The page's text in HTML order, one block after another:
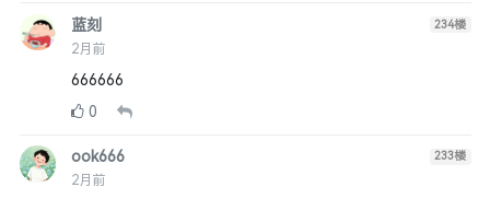
蓝刻
2月前
234楼
666666
0
ook666
2月前
233楼